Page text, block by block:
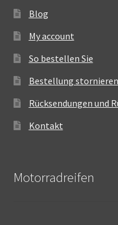
Blog
My account
So bestellen Sie
Bestellung stornieren
Rücksendungen und
Kontakt
Motorradreifen